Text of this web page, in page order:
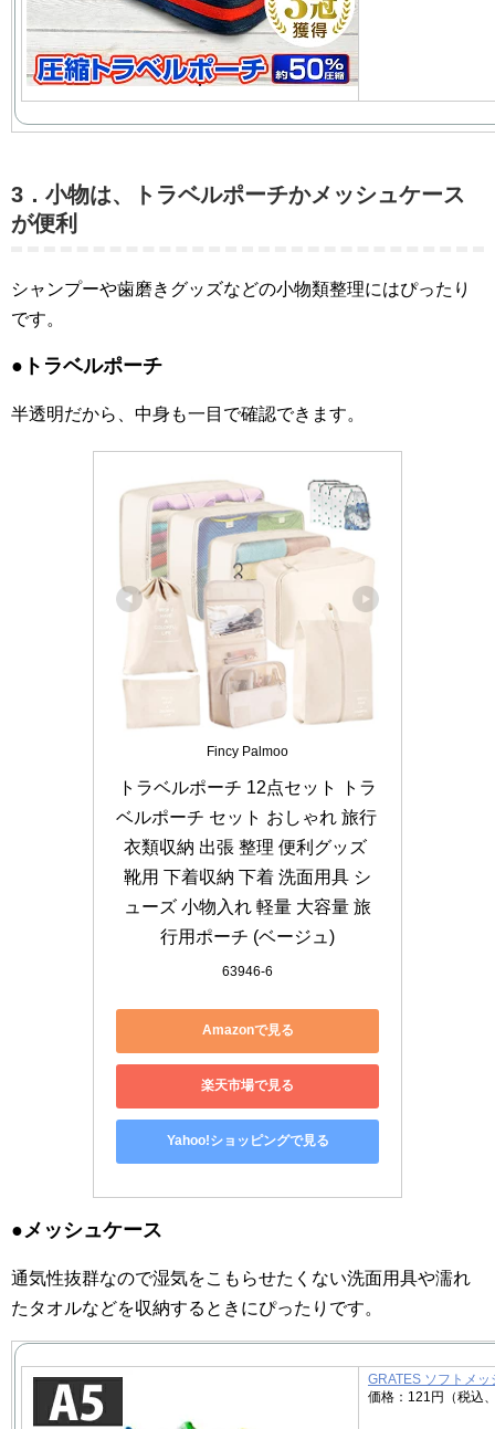
3．小物は、トラベルポーチかメッシュケース
が便利
シャンプーや歯磨きグッズなどの小物類整理にはぴったり
です。
●トラベルポーチ
半透明だから、中身も一目で確認できます。
Fincy Palmoo
トラベルポーチ 12点セット トラ
ベルポーチ セット おしゃれ 旅行
衣類収納 出張 整理 便利グッズ
靴用 下着収納 下着 洗面用具 シ
ューズ 小物入れ 軽量 大容量 旅
行用ポーチ (ベージュ)
63946-6
Amazonで見る
楽天市場で見る
Yahoo!ショッピングで見る
●メッシュケース
通気性抜群なので湿気をこもらせたくない洗面用具や濡れ
たタオルなどを収納するときにぴったりです。
GRATES ソフトメ
価格：121円（税込